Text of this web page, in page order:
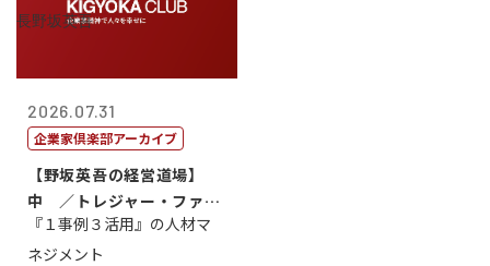
2026.07.31
企業家倶楽部アーカイブ
【野坂英吾の経営道場】
中 ／トレジャー・ファク
トリー社長野坂...
『１事例３活用』の人材マ
ネジメント